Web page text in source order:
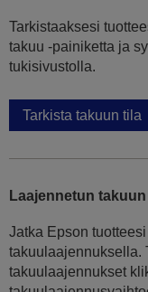
Tarkistaaksesi
takuu -painiketta ja
tukisivustolla.
Tarkista takuun tila
Laajennetun
Jatka Epson
takuulaajennuksella.
takuulaajennukset